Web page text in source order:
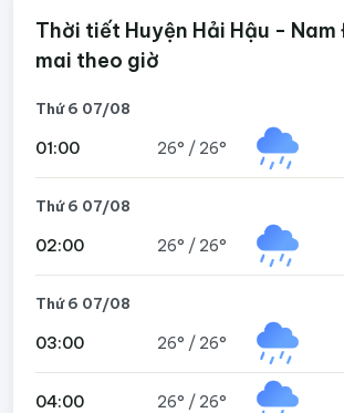
Thời tiết Huyện Hải Hậu -
mai theo giờ
Thứ 6 07/08
01:00 26° / 26°
Thứ 6 07/08
02:00 26° / 26°
Thứ 6 07/08
03:00 26° / 26°
04:00 26° / 26°